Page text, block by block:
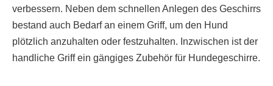
verbessern. Neben dem schnellen Anlegen des Geschirrs
bestand auch Bedarf an einem Griff, um den Hund
plötzlich anzuhalten oder festzuhalten. Inzwischen ist der
handliche Griff ein gängiges Zubehör für Hundegeschirre.